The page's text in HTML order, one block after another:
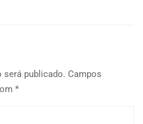
será publicado. Campos
*